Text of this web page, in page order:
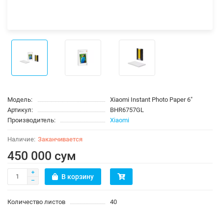
Модель:
Xiaomi Instant Photo Paper 6"
Артикул:
BHR6757GL
Производитель:
Xiaomi
Заканчивается
450 000 сум
В корзину
Количество листов
40